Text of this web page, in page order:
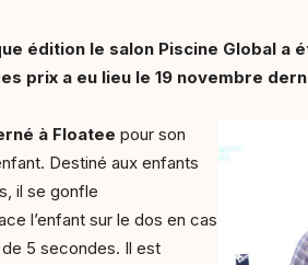
édition le salon Piscine Global a
prix a eu lieu le 19 novembre
à Floatee pour son
Destiné aux enfants
il se gonfle
l’enfant sur le dos en cas
de 5 secondes. Il est